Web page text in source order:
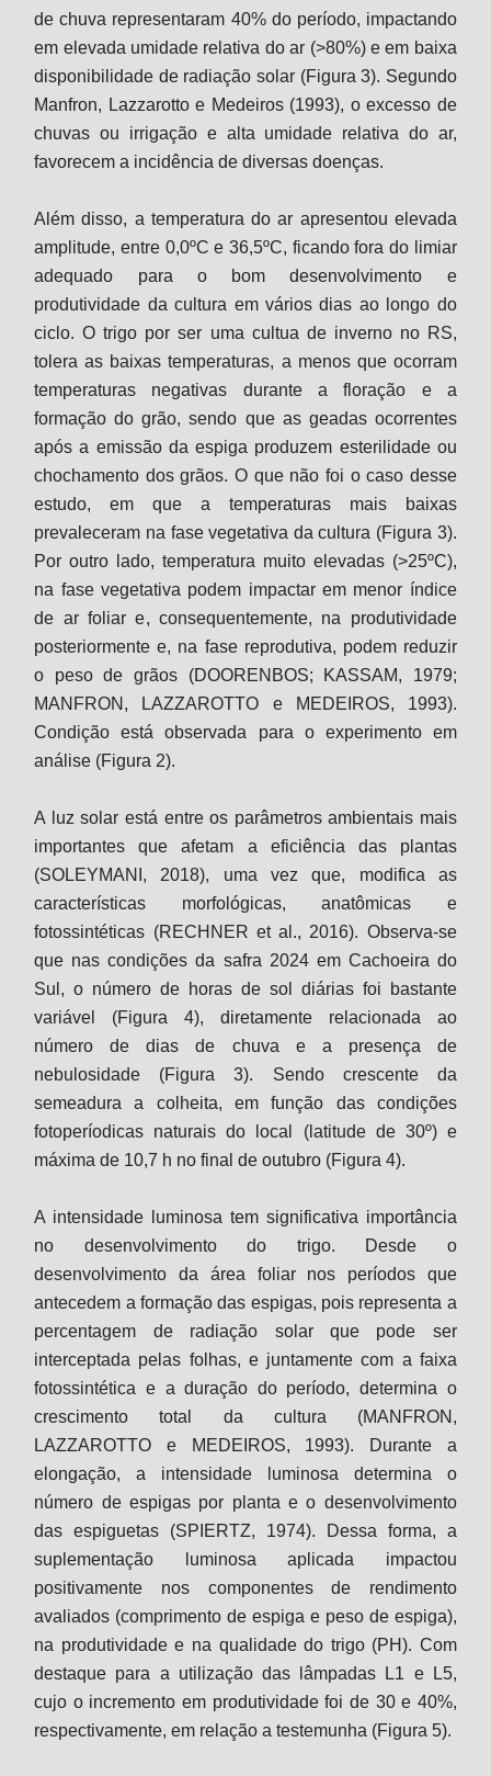
de chuva representaram 40% do período, impactando
em elevada umidade relativa do ar (>80%) e em baixa
disponibilidade de radiação solar (Figura 3). Segundo
Manfron, Lazzarotto e Medeiros (1993), o excesso de
chuvas ou irrigação e alta umidade relativa do ar,
favorecem a incidência de diversas doenças.
Além disso, a temperatura do ar apresentou elevada
amplitude, entre 0,0ºC e 36,5ºC, ficando fora do limiar
adequado para o bom desenvolvimento e
produtividade da cultura em vários dias ao longo do
ciclo. O trigo por ser uma cultua de inverno no RS,
tolera as baixas temperaturas, a menos que ocorram
temperaturas negativas durante a floração e a
formação do grão, sendo que as geadas ocorrentes
após a emissão da espiga produzem esterilidade ou
chochamento dos grãos. O que não foi o caso desse
estudo, em que a temperaturas mais baixas
prevaleceram na fase vegetativa da cultura (Figura 3).
Por outro lado, temperatura muito elevadas (>25ºC),
na fase vegetativa podem impactar em menor índice
de ar foliar e, consequentemente, na produtividade
posteriormente e, na fase reprodutiva, podem reduzir
o peso de grãos (DOORENBOS; KASSAM, 1979;
MANFRON, LAZZAROTTO e MEDEIROS, 1993).
Condição está observada para o experimento em
análise (Figura 2).
A luz solar está entre os parâmetros ambientais mais
importantes que afetam a eficiência das plantas
(SOLEYMANI, 2018), uma vez que, modifica as
características morfológicas, anatômicas e
fotossintéticas (RECHNER et al., 2016). Observa-se
que nas condições da safra 2024 em Cachoeira do
Sul, o número de horas de sol diárias foi bastante
variável (Figura 4), diretamente relacionada ao
número de dias de chuva e a presença de
nebulosidade (Figura 3). Sendo crescente da
semeadura a colheita, em função das condições
fotoperíodicas naturais do local (latitude de 30º) e
máxima de 10,7 h no final de outubro (Figura 4).
A intensidade luminosa tem significativa importância
no desenvolvimento do trigo. Desde o
desenvolvimento da área foliar nos períodos que
antecedem a formação das espigas, pois representa a
percentagem de radiação solar que pode ser
interceptada pelas folhas, e juntamente com a faixa
fotossintética e a duração do período, determina o
crescimento total da cultura (MANFRON,
LAZZAROTTO e MEDEIROS, 1993). Durante a
elongação, a intensidade luminosa determina o
número de espigas por planta e o desenvolvimento
das espiguetas (SPIERTZ, 1974). Dessa forma, a
suplementação luminosa aplicada impactou
positivamente nos componentes de rendimento
avaliados (comprimento de espiga e peso de espiga),
na produtividade e na qualidade do trigo (PH). Com
destaque para a utilização das lâmpadas L1 e L5,
cujo o incremento em produtividade foi de 30 e 40%,
respectivamente, em relação a testemunha (Figura 5).